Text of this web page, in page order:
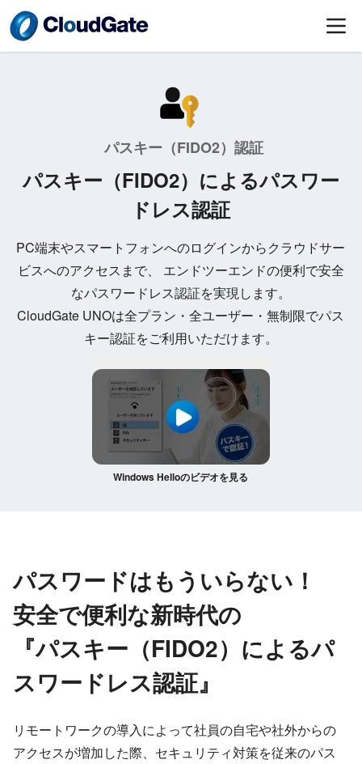
パスキー（FIDO2）認証
パスキー（FIDO2）によるパスワー
ドレス認証
PC端末やスマートフォンへのログインからクラウドサー
ビスへのアクセスまで、 エンドツーエンドの便利で安全
なパスワードレス認証を実現します。
CloudGate UNOは全プラン・全ユーザー・無制限でパス
キー認証をご利用いただけます。
Windows Helloのビデオを見る
パスワードはもういらない！
安全で便利な新時代の
『パスキー（FIDO2）によるパ
スワードレス認証』
リモートワークの導入によって社員の自宅や社外からの
アクセスが増加した際、セキュリティ対策を従来のパス